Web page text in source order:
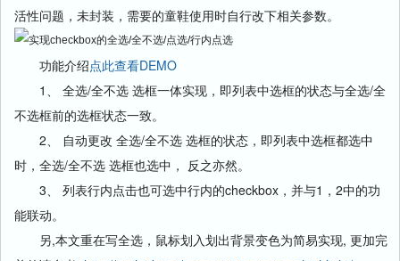
活性问题，未封装，需要的童鞋使用时自行改下相关参数。
功能介绍点此查看DEMO
1、 全选/全不选 选框一体实现，即列表中选框的状态与全选/全
不选框前的选框状态一致。
2、 自动更改 全选/全不选 选框的状态，即列表中选框都选中
时，全选/全不选 选框也选中， 反之亦然。
3、 列表行内点击也可选中行内的checkbox，并与1，2中的功
能联动。
另,本文重在写全选，鼠标划入划出背景变色为简易实现, 更加完